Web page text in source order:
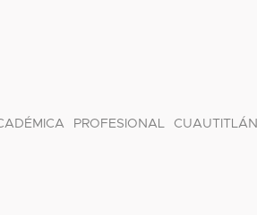
PROFESIONAL CUAUTITLÁN